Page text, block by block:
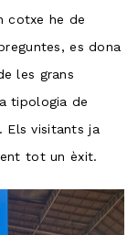
cotxe he de
es dona
les grans
tipologia de
Els visitants ja
tot un èxit.